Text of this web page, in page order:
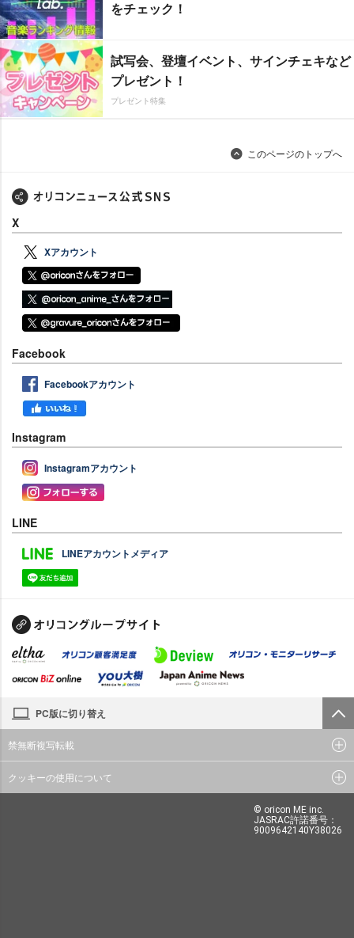
をチェック！
試写会、登壇イベント、サインチェキなど
プレゼント！
プレゼント特集
このページのトップへ
X
Xアカウント
Facebook
Facebookアカウント
Instagram
Instagramアカウント
LINE
LINEアカウントメディア
PC版に切り替え
禁無断複写転載
クッキーの使用について
© oricon ME inc.
JASRAC許諾番号：
9009642140Y38026